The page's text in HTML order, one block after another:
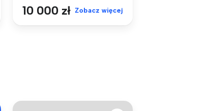
10 000 zł Zobacz więcej